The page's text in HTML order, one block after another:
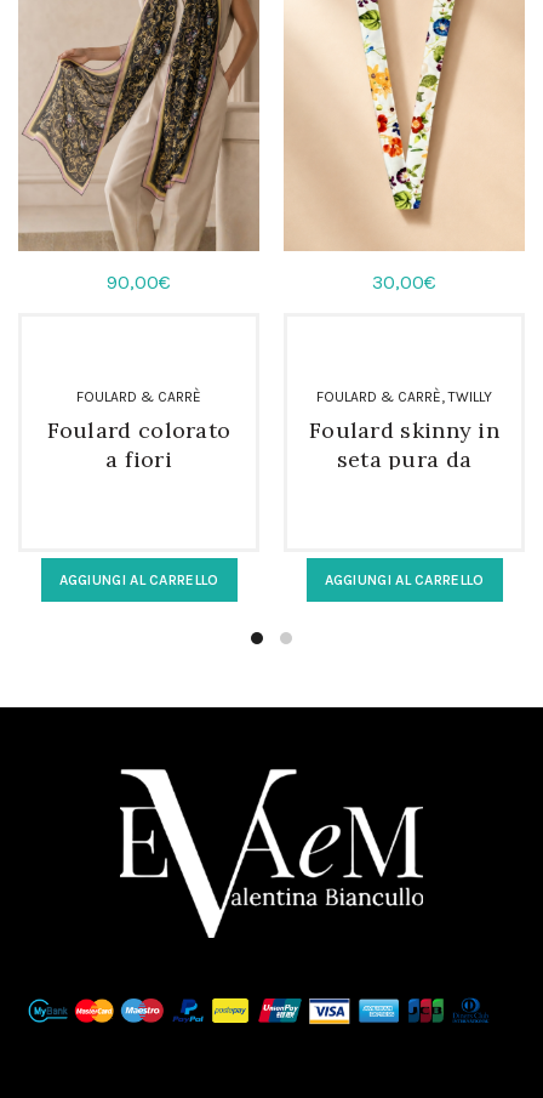
90,00€
FOULARD & CARRÈ
Foulard colorato
a fiori
AGGIUNGI AL CARRELLO
30,00€
FOULARD & CARRÈ,TWILLY
Foulard skinny in
seta pura da
AGGIUNGI AL CARRELLO